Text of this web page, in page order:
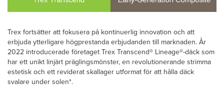
Trex fortsätter att fokusera på kontinuerlig innovation och att
erbjuda ytterligare högprestanda erbjudanden till marknaden. År
2022 introducerade företaget Trex Transcend® Lineage®-däck som
har ett unikt linjärt präglingsmönster, en revolutionerande strimma
estetisk och ett reviderat skallager utformat för att hålla däck
svalare under solen*.